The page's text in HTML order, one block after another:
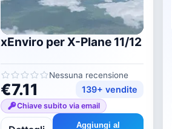
xEnviro per X-Plane 11/12
Nessuna recensione
€7.11 139+ vendite
Chiave subito via email
Aggiungi al